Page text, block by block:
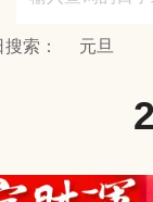
索： 元旦